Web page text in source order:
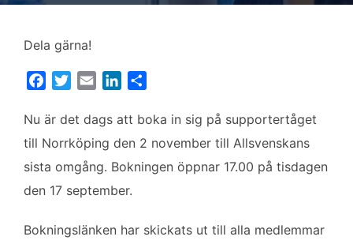
Dela gärna!
c
e
o
o
i
t
e
r
a
i
n
k
d
I
l
a
Nu är det dags att boka in sig på supportertåget
till Norrköping den 2 november till Allsvenskans
sista omgång. Bokningen öppnar 17.00 på tisdagen
den 17 september.
Bokningslänken har skickats ut till alla medlemmar